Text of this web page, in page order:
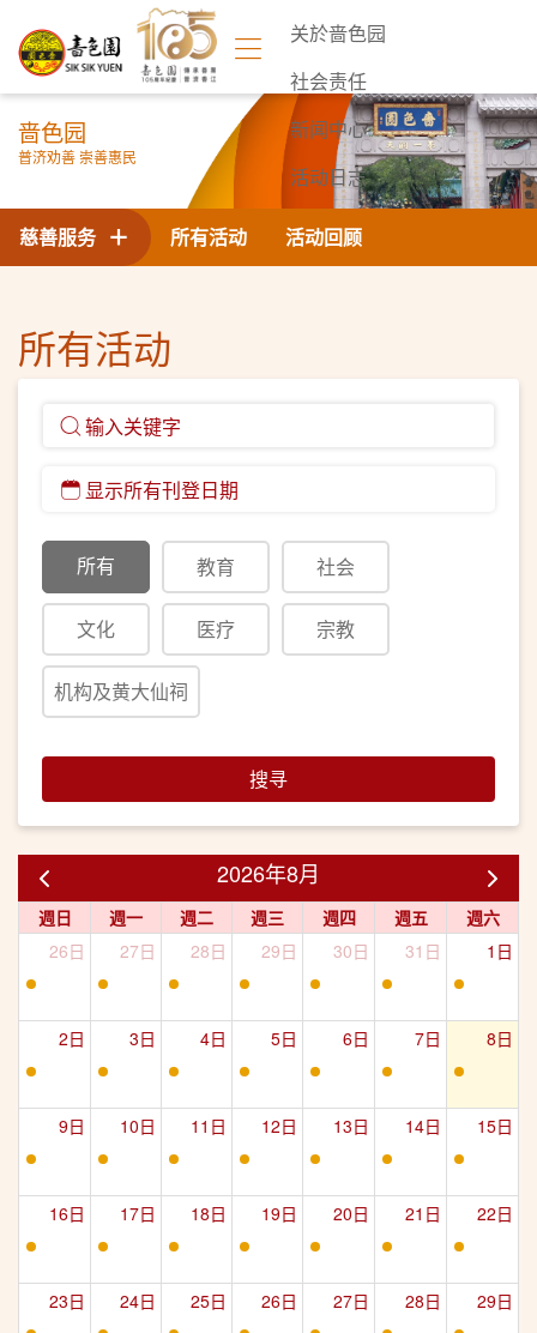
关於啬色园
社会责任
新闻中心
活动日志
联络我们
啬色园
普济劝善 崇善惠民
所有活动 活动回顾
慈善服务
所有活动
所有 教育 社会
文化 医疗 宗教
机构及黄大仙祠
搜寻
2026年8月
週日 週一 週二 週三 週四 週五
週六
26日
27日 28日 29日 30日 31日 1日
2日 3日 4日 5日 6日 7日 8日
9日 10日 11日 12日 13日 14日 15日
16日 17日 18日 19日 20日 21日 22日
23日 24日 25日 26日 27日 28日 29日